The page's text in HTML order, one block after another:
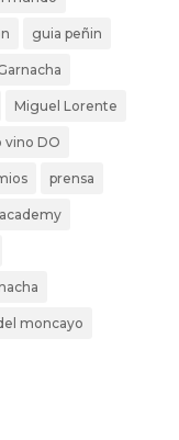
guia peñin
Miguel Lorente
DO
prensa
moncayo